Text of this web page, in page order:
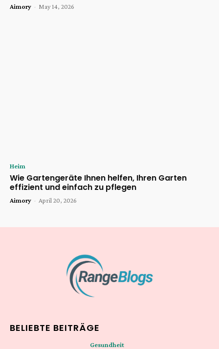
Aimory - May 14, 2026
Heim
Wie Gartengeräte Ihnen helfen, Ihren Garten
effizient und einfach zu pflegen
Aimory - April 20, 2026
BELIEBTE BEITRÄGE
Gesundheit